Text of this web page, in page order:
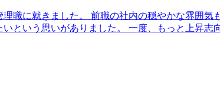
の高い面接ではしっかりと受け答えができまし
ら、コンサルタントとしてのスキルを磨きたい
職に就きました。 前職の社内の穏やかな雰囲気
という思いがありました。 一度、もっと上昇志